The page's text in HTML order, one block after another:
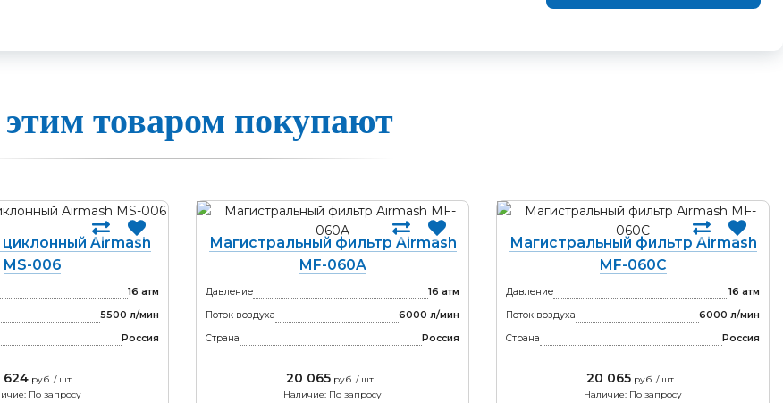
товаром покупают
Airmash
MS-006
16 атм
5500 л/мин
Россия
624 руб. / шт.
По запросу
Магистральный фильтр Airmash
MF-060A
Давление
16 атм
Поток воздуха
6000 л/мин
Страна
Россия
20 065руб. / шт.
Наличие: По запросу
Магистральный фильтр Airmash
MF-060C
Давление
16 атм
Поток воздуха
6000 л/мин
Страна
Россия
20 065руб. / шт.
Наличие: По запросу